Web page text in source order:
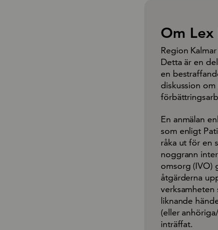
Om
Region
Detta är en
en
diskussion
En anmälan
som enligt
råka ut för en
noggrann
omsorg (IVO)
åtgärderna
liknande
(eller
inträffat.